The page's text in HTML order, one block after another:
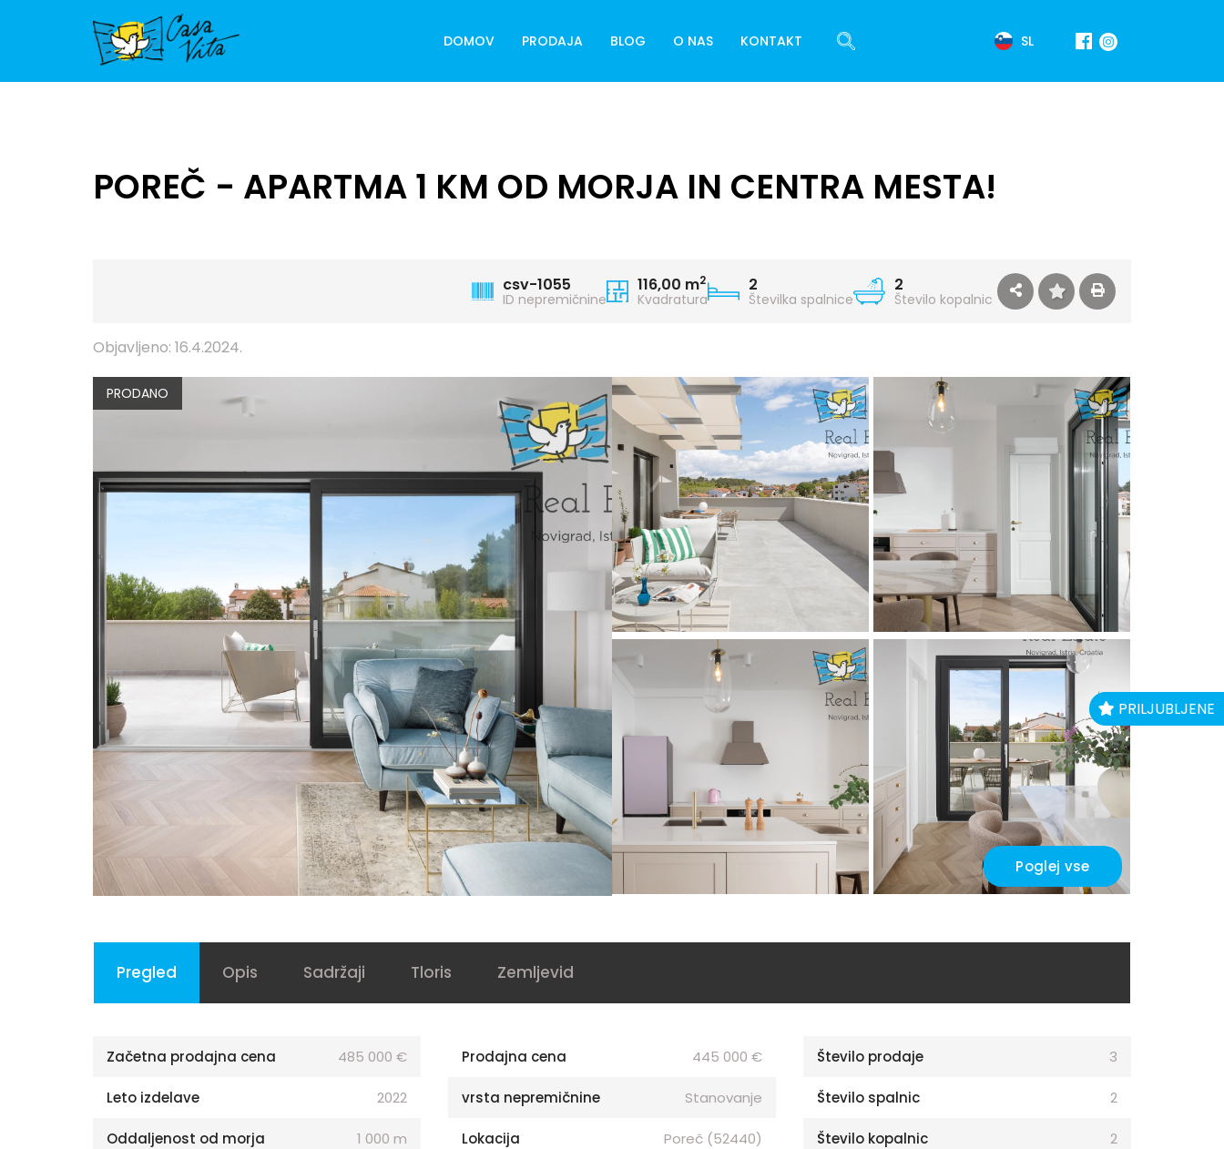
PRILJUBLJENE
DOMOV PRODAJA BLOG O NAS KONTAKT SL
POREČ - APARTMA 1 KM OD MORJA IN CENTRA MESTA!
csv-1055
ID nepremičnine
116,00 m2
Kvadratura
2
Številka spalnice
2
Število kopalnic
Objavljeno: 16.4.2024.
PRODANO
Poglej vse
Pregled Opis Sadržaji Tloris Zemljevid
Začetna prodajna cena 485 000 € Prodajna cena 445 000 € Število prodaje 3
Leto izdelave 2022 vrsta nepremičnine Stanovanje Število spalnic 2
Oddaljenost od morja 1 000 m Lokacija Poreč (52440) Število kopalnic 2